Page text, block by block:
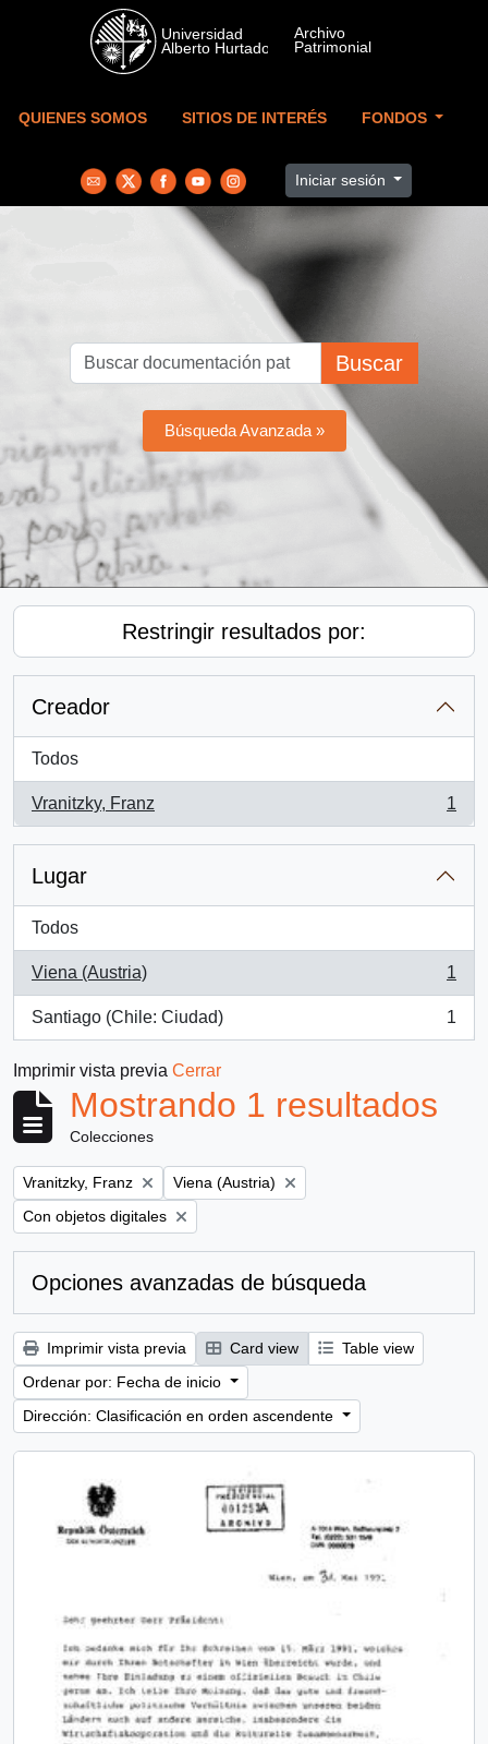
Skip to main content
QUIENES SOMOS SITIOS DE INTERÉS FONDOS
Iniciar sesión
Buscar
Búsqueda Avanzada »
Restringir resultados por:
Creador
Todos
Vranitzky, Franz
, 1 resultados
1
Lugar
Todos
Viena (Austria)
, 1 resultados
1
Santiago (Chile: Ciudad)
, 1 resultados
1
Imprimir vista previa Cerrar
Mostrando 1 resultados
Colecciones
Remove filter:
Vranitzky, Franz Remove filter:
Viena (Austria)
Remove filter:
Con objetos digitales
Opciones avanzadas de búsqueda
Imprimir vista previa Card view
Table view
Ordenar por: Fecha de inicio
Dirección: Clasificación en orden ascendente